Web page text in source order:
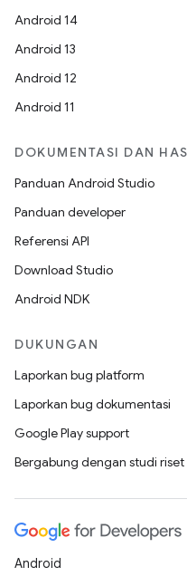
Android 14
Android 13
Android 12
Android 11
DOKUMENTASI DAN
Panduan Android Studio
Panduan developer
Referensi API
Download Studio
Android NDK
DUKUNGAN
Laporkan bug platform
Laporkan bug dokumentasi
Google Play support
Bergabung dengan studi riset
Android